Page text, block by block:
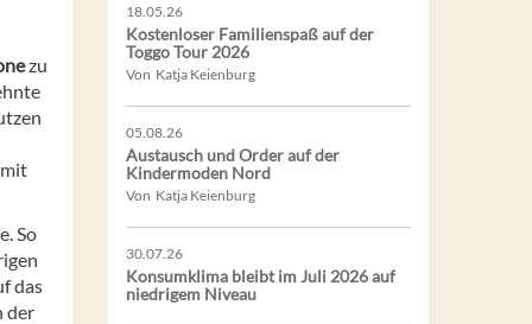
zu
So
das
der
18.05.26
Kostenloser Familienspaß auf der
Toggo Tour 2026
Von Katja Keienburg
05.08.26
Austausch und Order auf der
Kindermoden Nord
Von Katja Keienburg
30.07.26
Konsumklima bleibt im Juli 2026 auf
niedrigem Niveau